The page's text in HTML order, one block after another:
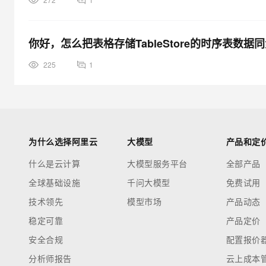
你好，怎么把表格存储TableStore的时序表数据
225 1
为什么选择阿里云
什么是云计算
全球基础设施
技术领先
稳定可靠
安全合规
分析师报告
大模型
大模型服务平台
千问大模型
模型市场
产品和定
全部产品
免费试用
产品动态
产品定价
配置报价
云上成本